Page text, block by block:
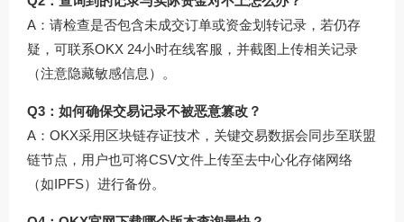
A：请检查是否包含未成交订单或资金划转记录，若仍存
疑，可联系OKX 24小时在线客服，并截图上传相关记录
（注意隐藏敏感信息）。
Q3：如何确保交易记录不被恶意篡改？
A：OKX采用区块链存证技术，关键交易数据会同步至联盟
链节点，用户也可将CSV文件上传至去中心化存储网络
（如IPFS）进行备份。